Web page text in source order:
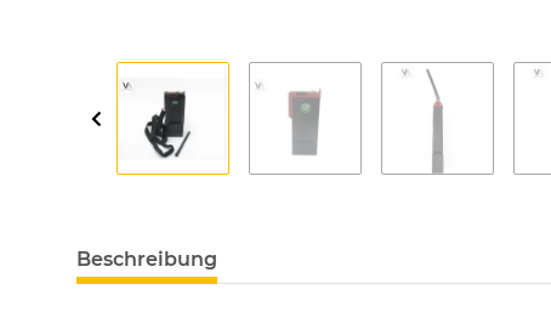
Beschreibung